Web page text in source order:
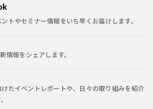
トやセミナー情報をいち早くお届けします。
情報をシェアします。
たイベントレポートや、日々の取り組みを紹介